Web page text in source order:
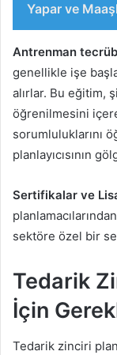
Yapar ve
Antrenman
genellikle işe
alırlar. Bu eğitim,
öğrenilmesini
sorumluluklarını
planlayıcısının
Sertifikalar ve
sektöre özel bir
Tedarik
İçin
Tedarik zinciri